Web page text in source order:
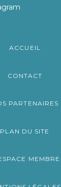
ACCUEIL
CONTACT
PARTENAIRES
PLAN DU SITE
MEMBRE